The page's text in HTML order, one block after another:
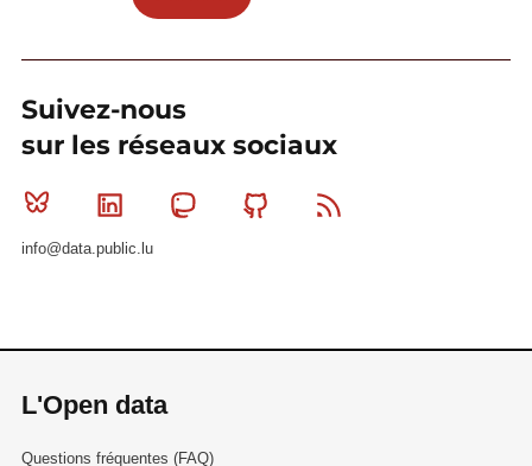
Suivez-nous
sur les réseaux sociaux
Bluesky Linkedin MastodonGithub
info@data.public.lu
L'Open data
Questions fréquentes (FAQ)